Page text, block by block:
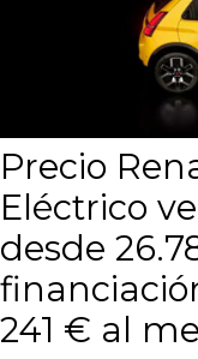
Precio
Eléctrico
desde
241 € al